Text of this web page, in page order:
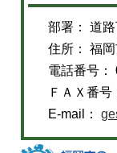
部署： 道
住所： 福
電話番号：
ＦＡＸ番
E-mail：